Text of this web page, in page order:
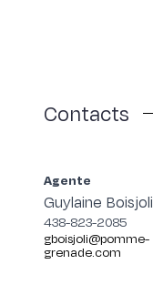
Contacts
Agente
Guylaine Boisjoli
438-823-2085
gboisjoli@pomme-
grenade.com